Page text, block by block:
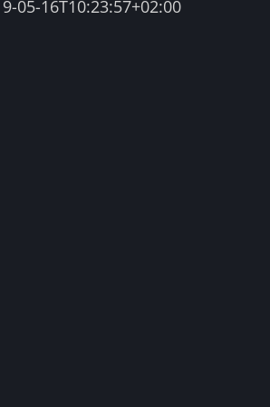
05-16T10:23:57+02:00